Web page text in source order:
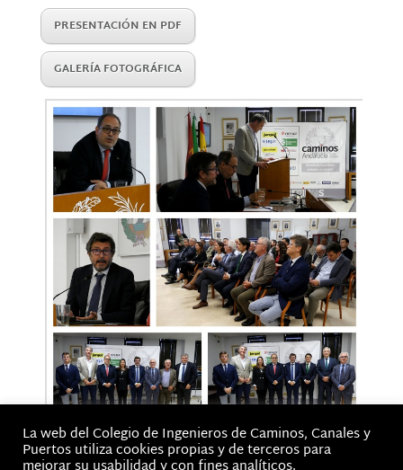
PRESENTACIÓN EN PDF
GALERÍA FOTOGRÁFICA
La web del Colegio de Ingenieros de Caminos, Canales y
Puertos utiliza cookies propias y de terceros para